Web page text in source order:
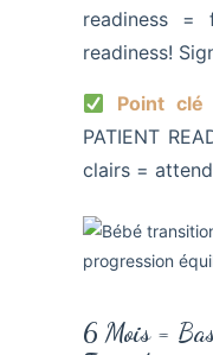
readiness =
readiness!
Point
PATIENT
clairs =
6 Mois =